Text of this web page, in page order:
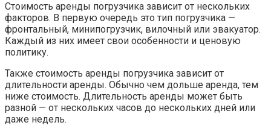
Стоимость аренды погрузчика зависит от нескольких
факторов. В первую очередь это тип погрузчика —
фронтальный, минипогрузчик, вилочный или эвакуатор.
Каждый из них имеет свои особенности и ценовую
политику.
Также стоимость аренды погрузчика зависит от
длительности аренды. Обычно чем дольше аренда, тем
ниже стоимость. Длительность аренды может быть
разной — от нескольких часов до нескольких дней или
даже недель.